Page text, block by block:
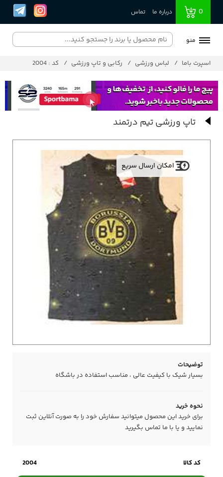
0 درباره ما تماس
منو
اسپرت باما لباس ورزشی رکابی و تاپ ورزشی کد : 2004
تاپ ورزشی تیم درتمند
امکان ارسال سریع
توضیحات
بسیار شیک با کیفیت عالی ، مناسب استفاده در باشگاه
نحوه خرید
برای خرید این محصول میتوانید سفارش خود را به صورت آنلاین ثبت
نمایید و یا با ما تماس بگیرید
کد کالا 2004